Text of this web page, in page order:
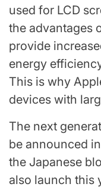
used for LCD
the advantages
provide
energy
This is why
devices with
The next
be announced
the Japanese
also launch this